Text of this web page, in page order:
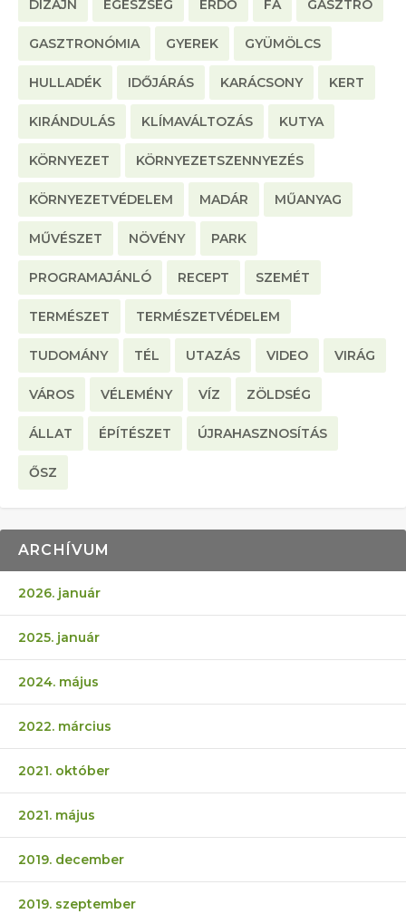
DIZÁJN EGÉSZSÉG ERDŐ FA GASZTRO
GASZTRONÓMIA GYEREK GYÜMÖLCS
HULLADÉK IDŐJÁRÁS KARÁCSONY KERT
KIRÁNDULÁS KLÍMAVÁLTOZÁS KUTYA
KÖRNYEZET KÖRNYEZETSZENNYEZÉS
KÖRNYEZETVÉDELEM MADÁR MŰANYAG
MŰVÉSZET NÖVÉNY PARK
PROGRAMAJÁNLÓ RECEPT SZEMÉT
TERMÉSZET TERMÉSZETVÉDELEM
TUDOMÁNY TÉL UTAZÁS VIDEO VIRÁG
VÁROS VÉLEMÉNY VÍZ ZÖLDSÉG
ÁLLAT ÉPÍTÉSZET ÚJRAHASZNOSÍTÁS
ŐSZ
ARCHÍVUM
2026. január
2025. január
2024. május
2022. március
2021. október
2021. május
2019. december
2019. szeptember